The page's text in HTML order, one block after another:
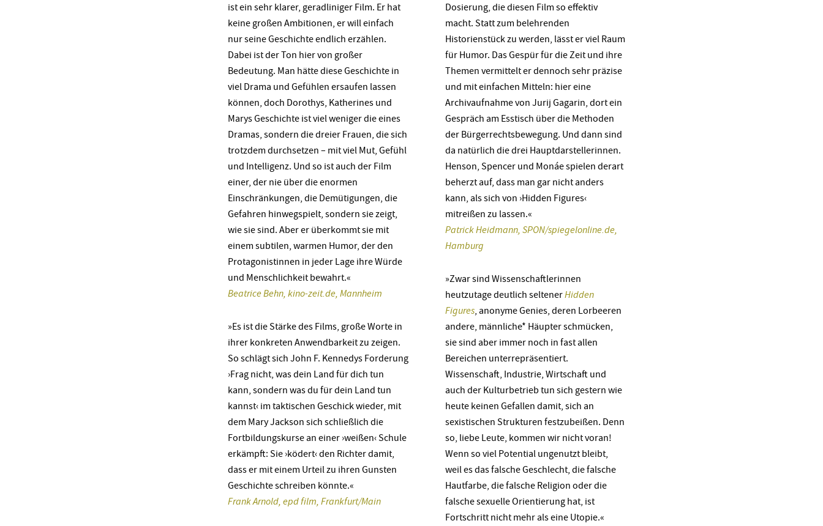
ist ein sehr klarer, geradliniger Film. Er hat
keine großen Ambitionen, er will einfach
nur seine Geschichte endlich erzählen.
Dabei ist der Ton hier von großer
Bedeutung. Man hätte diese Geschichte in
viel Drama und Gefühlen ersaufen lassen
können, doch Dorothys, Katherines und
Marys Geschichte ist viel weniger die eines
Dramas, sondern die dreier Frauen, die sich
trotzdem durchsetzen – mit viel Mut, Gefühl
und Intelligenz. Und so ist auch der Film
einer, der nie über die enormen
Einschränkungen, die Demütigungen, die
Gefahren hinwegspielt, sondern sie zeigt,
wie sie sind. Aber er überkommt sie mit
einem subtilen, warmen Humor, der den
Protagonistinnen in jeder Lage ihre Würde
und Menschlichkeit bewahrt.«
Beatrice Behn, kino-zeit.de, Mannheim
»Es ist die Stärke des Films, große Worte in
ihrer konkreten Anwendbarkeit zu zeigen.
So schlägt sich John F. Kennedys Forderung
›Frag nicht, was dein Land für dich tun
kann, sondern was du für dein Land tun
kannst‹ im taktischen Geschick wieder, mit
dem Mary Jackson sich schließlich die
Fortbildungskurse an einer ›weißen‹ Schule
erkämpft: Sie ›ködert‹ den Richter damit,
dass er mit einem Urteil zu ihren Gunsten
Geschichte schreiben könnte.«
Frank Arnold, epd film, Frankfurt/Main
Dosierung, die diesen Film so effektiv
macht. Statt zum belehrenden
Historienstück zu werden, lässt er viel Raum
für Humor. Das Gespür für die Zeit und ihre
Themen vermittelt er dennoch sehr präzise
und mit einfachen Mitteln: hier eine
Archivaufnahme von Jurij Gagarin, dort ein
Gespräch am Esstisch über die Methoden
der Bürgerrechtsbewegung. Und dann sind
da natürlich die drei Hauptdarstellerinnen.
Henson, Spencer und Monáe spielen derart
beherzt auf, dass man gar nicht anders
kann, als sich von ›Hidden Figures‹
mitreißen zu lassen.«
Patrick Heidmann, SPON/spiegelonline.de,
Hamburg
»Zwar sind Wissenschaftlerinnen
heutzutage deutlich seltenerHidden
Figures, anonyme Genies, deren Lorbeeren
andere, männliche* Häupter schmücken,
sie sind aber immer noch in fast allen
Bereichen unterrepräsentiert.
Wissenschaft, Industrie, Wirtschaft und
auch der Kulturbetrieb tun sich gestern wie
heute keinen Gefallen damit, sich an
sexistischen Strukturen festzubeißen. Denn
so, liebe Leute, kommen wir nicht voran!
Wenn so viel Potential ungenutzt bleibt,
weil es das falsche Geschlecht, die falsche
Hautfarbe, die falsche Religion oder die
falsche sexuelle Orientierung hat, ist
Fortschritt nicht mehr als eine Utopie.«